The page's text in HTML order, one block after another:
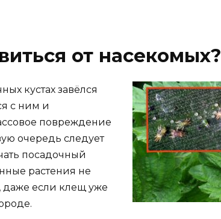
от насекомых?
кустах завёлся
с ним и
повреждение
очередь следует
посадочный
растения не
даже если клещ уже